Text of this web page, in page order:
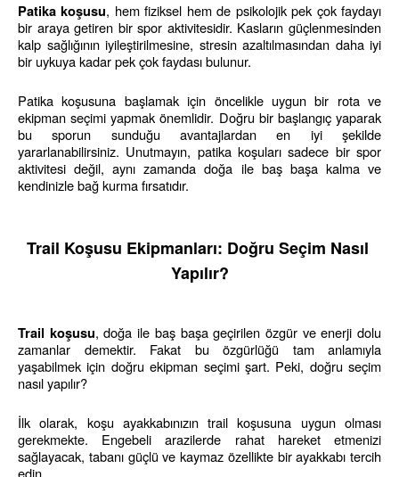
Patika koşusu, hem fiziksel hem de psikolojik pek çok faydayı
bir araya getiren bir spor aktivitesidir. Kasların güçlenmesinden
kalp sağlığının iyileştirilmesine, stresin azaltılmasından daha iyi
bir uykuya kadar pek çok faydası bulunur.
Patika koşusuna başlamak için öncelikle uygun bir rota ve
ekipman seçimi yapmak önemlidir. Doğru bir başlangıç yaparak
bu sporun sunduğu avantajlardan en iyi şekilde
yararlanabilirsiniz. Unutmayın, patika koşuları sadece bir spor
aktivitesi değil, aynı zamanda doğa ile baş başa kalma ve
kendinizle bağ kurma fırsatıdır.
Trail Koşusu Ekipmanları: Doğru Seçim Nasıl
Yapılır?
Trail koşusu, doğa ile baş başa geçirilen özgür ve enerji dolu
zamanlar demektir. Fakat bu özgürlüğü tam anlamıyla
yaşabilmek için doğru ekipman seçimi şart. Peki, doğru seçim
nasıl yapılır?
İlk olarak, koşu ayakkabınızın trail koşusuna uygun olması
gerekmekte. Engebeli arazilerde rahat hareket etmenizi
sağlayacak, tabanı güçlü ve kaymaz özellikte bir ayakkabı tercih
edin.